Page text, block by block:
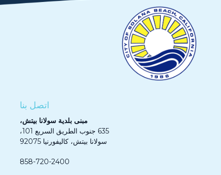
اتصل بنا
مبنى بلدية سولانا بيتش،
635 جنوب الطريق السريع 101،
سولانا بيتش، كاليفورنيا 92075
858-720-2400